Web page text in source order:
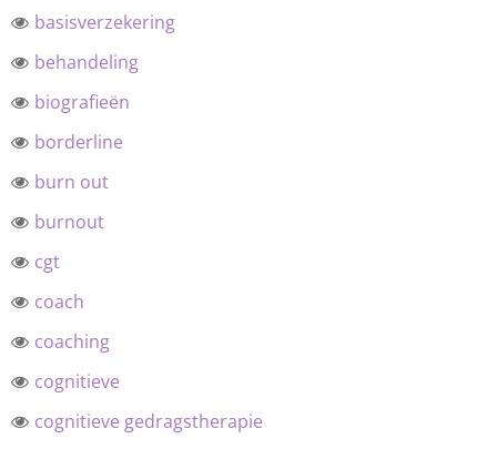
basisverzekering
behandeling
biografieën
borderline
burn out
burnout
cgt
coach
coaching
cognitieve
cognitieve gedragstherapie